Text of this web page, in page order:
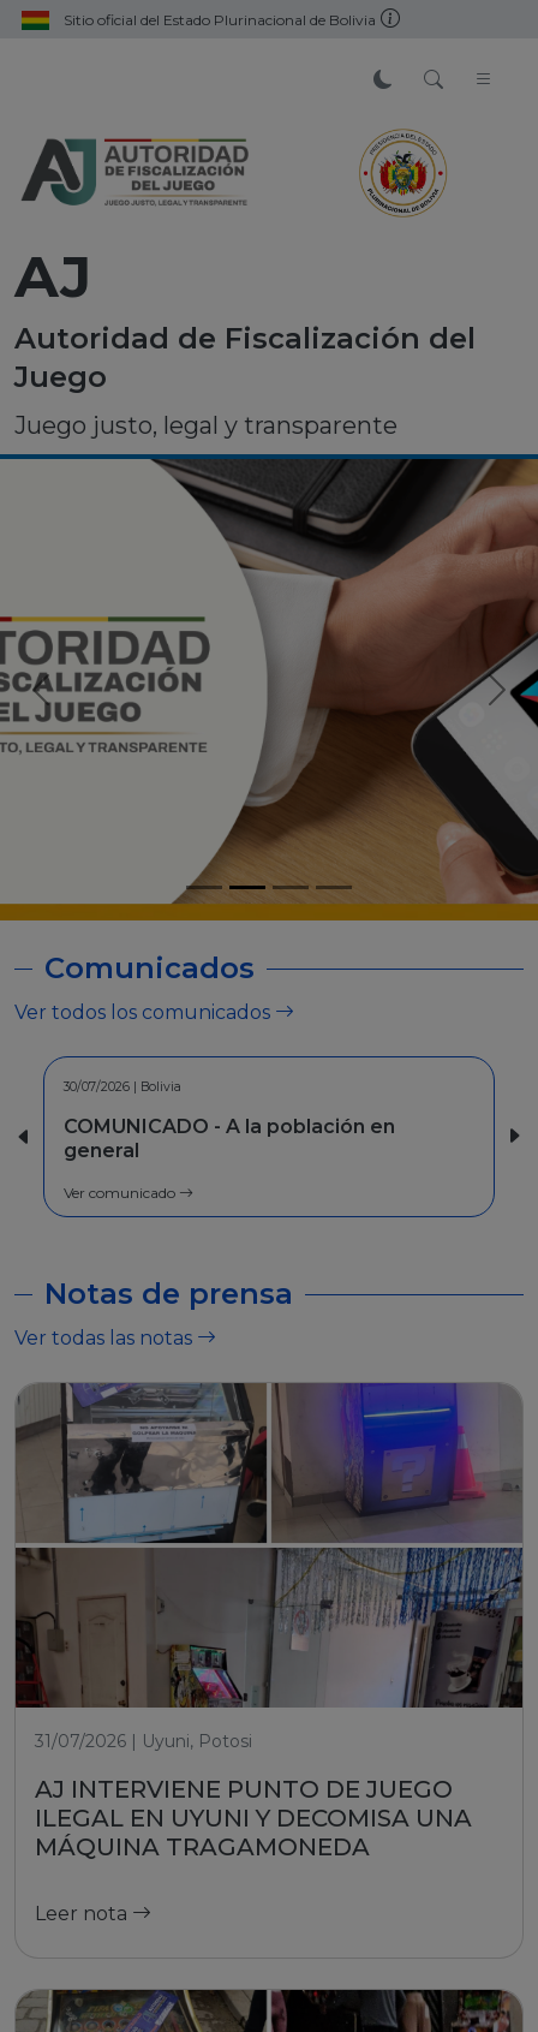
Sitio oficial del Estado Plurinacional de Bolivia
AJ
Autoridad de Fiscalización del
Juego
Juego justo, legal y transparente
Comunicados
Ver todos los comunicados
30/06/2026 | Bolivia
INFORMACION - Facilidades de pago
Ver comunicado
Notas de prensa
Ver todas las notas
31/07/2026 | Uyuni, Potosi
AJ INTERVIENE PUNTO DE JUEGO
ILEGAL EN UYUNI Y DECOMISA UNA
MÁQUINA TRAGAMONEDA
Leer nota